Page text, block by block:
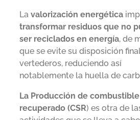
La valorización energética
transformar residuos que no
ser reciclados en energía, de
que se evite su disposición
vertederos, reduciendo así
notablemente la huella de
La Producción de
recuperado (CSR) es otra de